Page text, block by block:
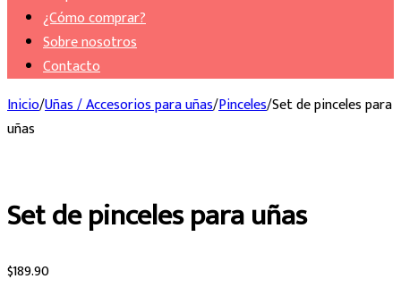
¿Cómo comprar?
Sobre nosotros
Contacto
Inicio/Uñas / Accesorios para uñas/Pinceles/Set de pinceles para
uñas
Set de pinceles para uñas
$189.90